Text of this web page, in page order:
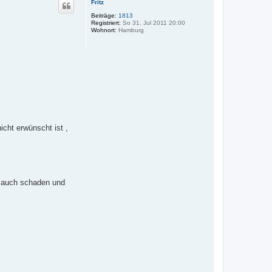
Fritz
Beiträge: 1813
Registriert: So 31. Jul 2011 20:00
Wohnort: Hamburg
erwünscht ist ,
schaden und